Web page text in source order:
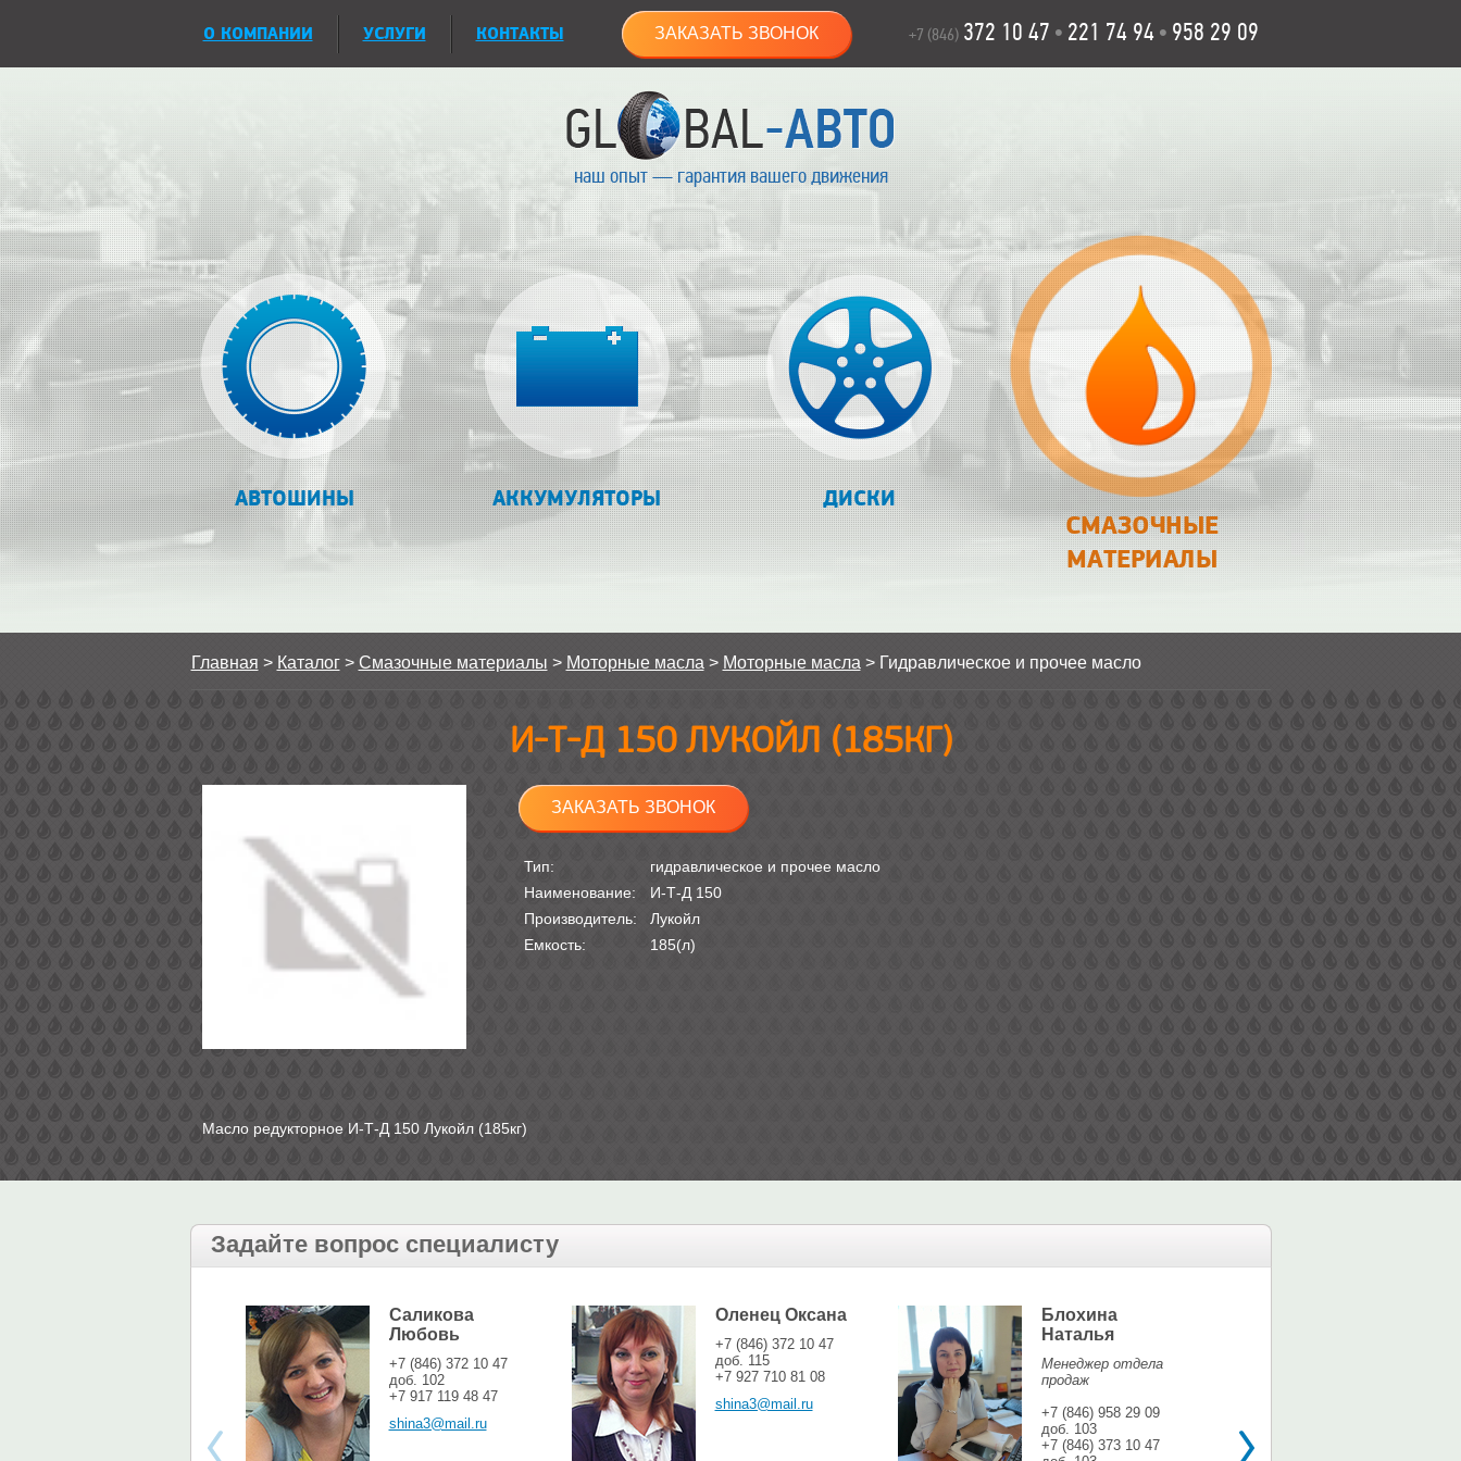
О КОМПАНИИ УСЛУГИ КОНТАКТЫ ЗАКАЗАТЬ ЗВОНОК +7 (846) 372 10 47 • 221 74 94 • 958 29 09
наш опыт — гарантия вашего движения
АВТОШИНЫ АККУМУЛЯТОРЫ ДИСКИ
СМАЗОЧНЫЕ
МАТЕРИАЛЫ
Главная > Каталог> Смазочные материалы > Моторные масла > Моторные масла > Гидравлическое и прочее масло
И-Т-Д 150 ЛУКОЙЛ (185КГ)
ЗАКАЗАТЬ ЗВОНОК
Тип:
гидравлическое и прочее масло
Наименование:
И-Т-Д 150
Производитель:
Лукойл
Емкость:
185(л)
Масло редукторное И-Т-Д 150 Лукойл (185кг)
Задайте вопрос специалисту
Саликова
Любовь
+7 (846) 372 10 47
доб. 102
+7 917 119 48 47
shina3@mail.ru
Оленец Оксана
+7 (846) 372 10 47
доб. 115
+7 927 710 81 08
shina3@mail.ru
Блохина
Наталья
Менеджер отдела
продаж
+7 (846) 958 29 09
доб. 103
+7 (846) 373 10 47